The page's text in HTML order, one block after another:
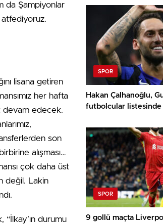
da Şampiyonlar
atfediyoruz.
lisana getiren
her hafta
devam edecek.
son
alışması…
çok daha üst
değil. Lakin
durumu
SPOR
Hakan Çalhanoğlu,
futbolcular listesinde
SPOR
9 gollü maçta